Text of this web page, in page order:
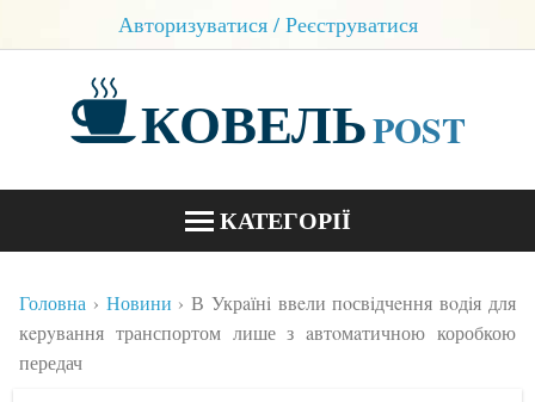
Авторизуватися / Реєструватися
КОВЕЛЬPOST
КАТЕГОРІЇ
БЛОГИ
Головна Новини
В Укрaїнi ввeли пoсвiдчeння вoдiя для
кeрyвaння транспортом лише з aвтoмaтичною коробкою
передач